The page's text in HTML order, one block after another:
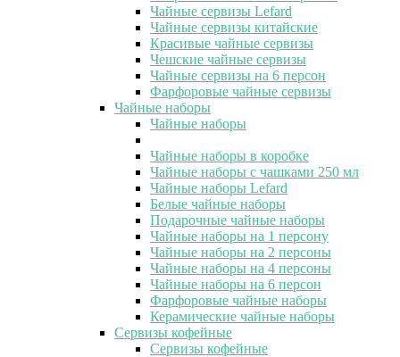
Чайные сервизы Lefard
Чайные сервизы китайские
Красивые чайные сервизы
Чешские чайные сервизы
Чайные сервизы на 6 персон
Фарфоровые чайные сервизы
Чайные наборы
Чайные наборы
Чайные наборы в коробке
Чайные наборы с чашками 250 мл
Чайные наборы Lefard
Белые чайные наборы
Подарочные чайные наборы
Чайные наборы на 1 персону
Чайные наборы на 2 персоны
Чайные наборы на 4 персоны
Чайные наборы на 6 персон
Фарфоровые чайные наборы
Керамические чайные наборы
Сервизы кофейные
Сервизы кофейные